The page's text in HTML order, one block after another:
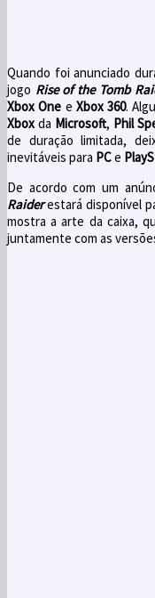
Quando foi anunciado
jogo Rise of the Tomb
Xbox One e Xbox 360.
Xboxda Microsoft, Phil
de duração limitada,
inevitáveis para PCe
De acordo com um
Raider estará disponível
mostra a arte da caixa,
juntamente com as